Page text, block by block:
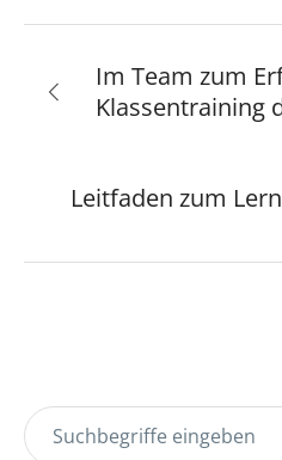
Im Team zum
Klassentraining
Leitfaden zum